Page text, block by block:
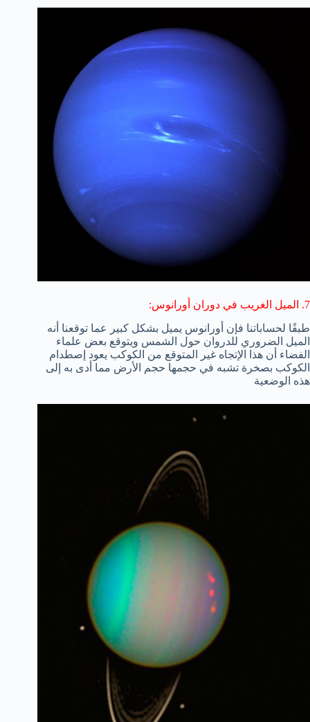
7. الميل الغريب في دوران أورانوس:
طبقًا لحساباتنا فإن أورانوس يميل بشكل كبير عما توقعنا أنه
الميل الضروري للدروان حول الشمس ويتوقع بعض علماء
الفضاء أن هذا الإتجاه غير المتوقع من الكوكب يعود إصطدام
الكوكب بصخرة تشبه في حجمها حجم الأرض مما أدى به إلى
هذه الوضعية